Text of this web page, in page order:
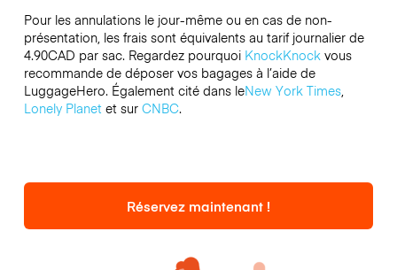
Pour les annulations le jour-même ou en cas de non-
présentation, les frais sont équivalents au tarif journalier de
4.90CAD par sac. Regardez pourquoi KnockKnockvous
recommande de déposer vos bagages à l’aide de
LuggageHero. Également cité dans leNew York Times,
Lonely Planetet sur CNBC.
Réservez maintenant !